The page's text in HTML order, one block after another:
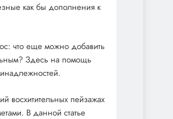
как бы дополнения к
что еще можно добавить
Здесь на помощь
восхитительных пейзажах
В данной статье